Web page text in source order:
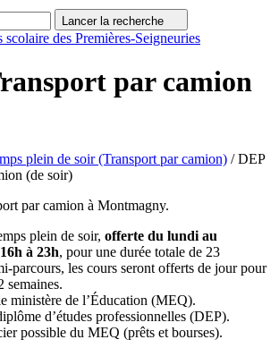
Lancer la recherche
par camion
plein de soir (Transport par camion) /DEP
(de soir)
par camion à Montmagny.
plein de soir, offerte du lundi au
à 23h, pour une durée totale de 23
parcours, les cours seront offerts de jour pour
semaines.
ministère de l’Éducation (MEQ).
d’études professionnelles (DEP).
possible du MEQ (prêts et bourses).